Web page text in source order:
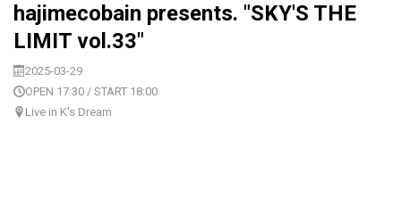
hajimecobain presents. "SKY'S THE
LIMIT vol.33"
2025-03-29
OPEN 17:30 / START 18:00
Live in K's Dream